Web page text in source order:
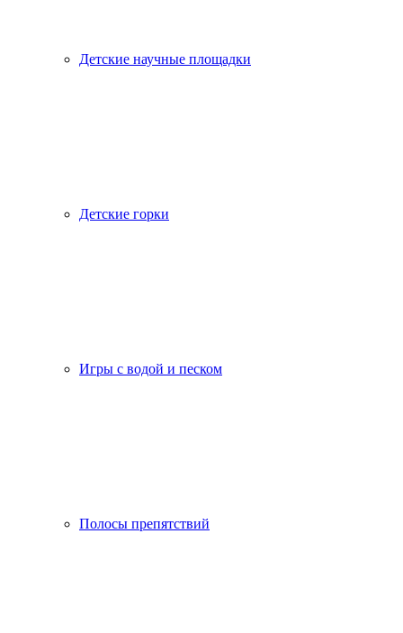
Детские научные площадки
Детские горки
Игры с водой и песком
Полосы препятствий